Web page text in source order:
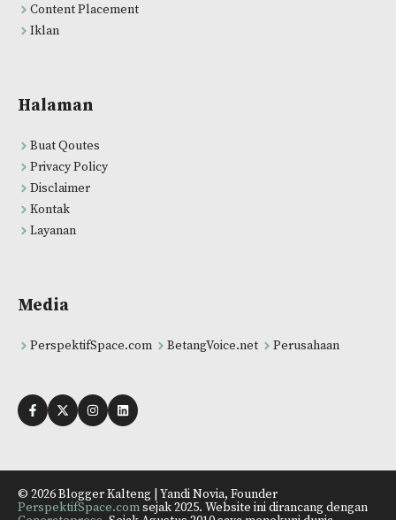
Content Placement
Iklan
Halaman
Buat Qoutes
Privacy Policy
Disclaimer
Kontak
Layanan
Media
PerspektifSpace.com BetangVoice.net Perusahaan
© 2026 Blogger Kalteng | Yandi Novia, Founder
PerspektifSpace.comsejak 2025. Website ini dirancang dengan